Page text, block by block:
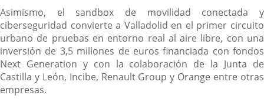
Asimismo, el sandbox de movilidad conectada y
ciberseguridad convierte a Valladolid en el primer circuito
urbano de pruebas en entorno real al aire libre, con una
inversión de 3,5 millones de euros financiada con fondos
Next Generation y con la colaboración de la Junta de
Castilla y León, Incibe, Renault Group y Orange entre otras
empresas.